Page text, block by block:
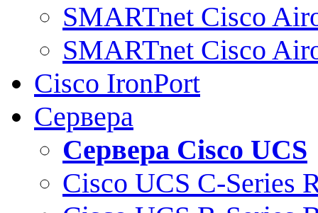
SMARTnet Cisco
SMARTnet Cisco
Cisco IronPort
Сервера
Сервера Cisco UCS
Cisco UCS C-Series